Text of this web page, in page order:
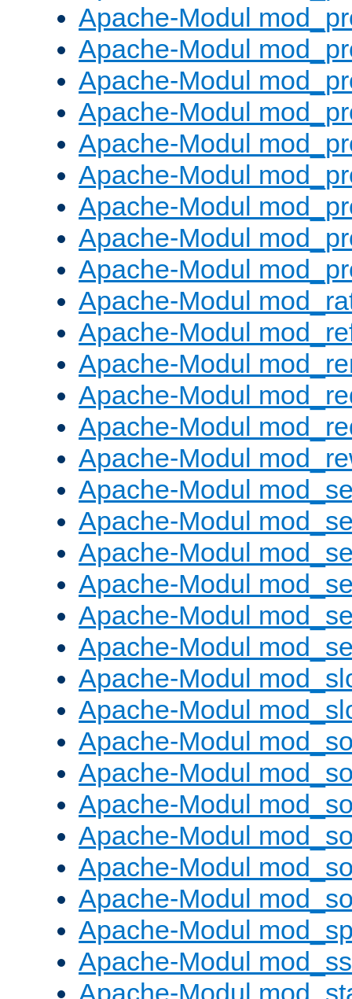
Apache-Modul
Apache-Modul
Apache-Modul
Apache-Modul
Apache-Modul
Apache-Modul
Apache-Modul
Apache-Modul
Apache-Modul
Apache-Modul
Apache-Modul
Apache-Modul
Apache-Modul
Apache-Modul
Apache-Modul
Apache-Modul
Apache-Modul
Apache-Modul
Apache-Modul
Apache-Modul
Apache-Modul
Apache-Modul
Apache-Modul
Apache-Modul
Apache-Modul
Apache-Modul
Apache-Modul
Apache-Modul
Apache-Modul
Apache-Modul
Apache-Modul
Apache-Modul